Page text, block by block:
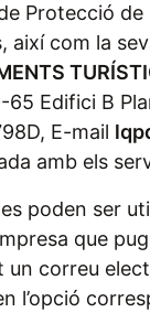
Protecció de
així com la
Edifici B
E-mail
amb els
poden ser
que
un correu
l’opció